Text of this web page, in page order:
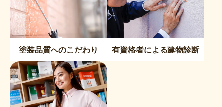
塗装品質へのこだわり 有資格者による建物診断